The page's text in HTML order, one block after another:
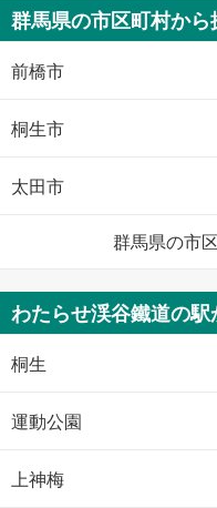
群馬県の市区町村から
前橋市
桐生市
太田市
吾妻郡嬬恋村
邑楽郡千代田町
群馬県の市
わたらせ渓谷鐵道の駅
桐生
運動公園
上神梅